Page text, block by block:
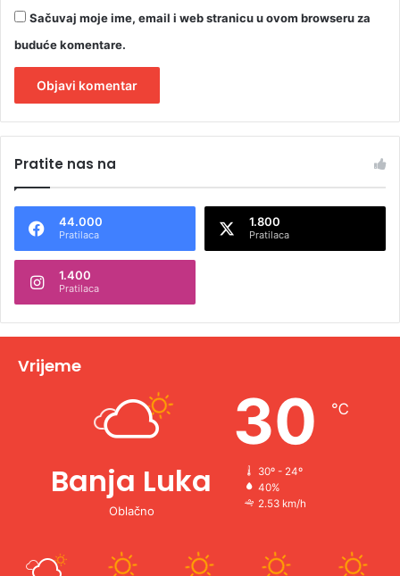
Sačuvaj moje ime, email i web stranicu u ovom browseru za
buduće komentare.
t
n
t
v
Pratite nas na
44.000
Pratilaca
1.800
Pratilaca
1.400
Pratilaca
Vrijeme
Banja Luka
Oblačno
30 ℃
30º - 24º
40%
2.53 km/h